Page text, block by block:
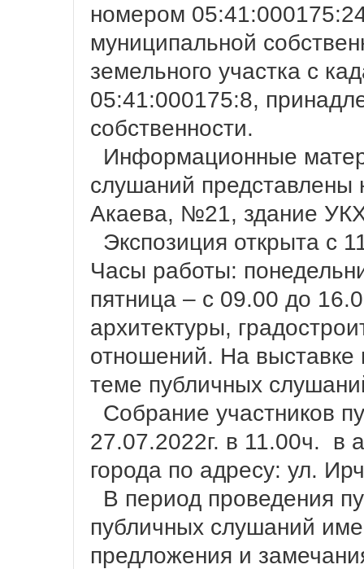
номером
муниципальной
земельного участка с
05:41:000175:8,
собственности.
Информационные
слушаний представлены
Акаева, №21, здание
Экспозиция открыта с
Часы работы:
пятница – с 09.00 до
архитектуры,
отношений. На выставке
теме публичных
Собрание участников
27.07.2022г. в 11.00ч. в
города по адресу: ул.
В период проведения
публичных слушаний
предложения и